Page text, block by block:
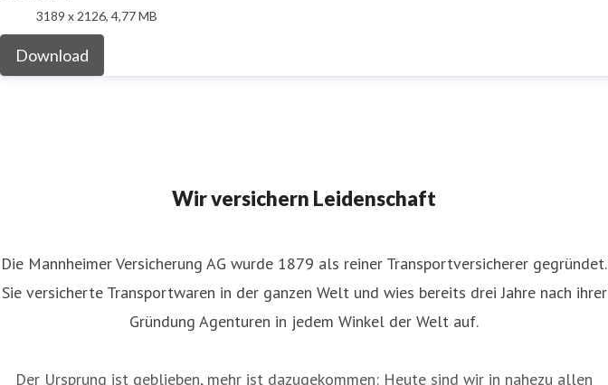
3189 x 2126, 4,77 MB
Download
Wir versichern Leidenschaft
Die Mannheimer Versicherung AG wurde 1879 als reiner Transportversicherer gegründet.
Sie versicherte Transportwaren in der ganzen Welt und wies bereits drei Jahre nach ihrer
Gründung Agenturen in jedem Winkel der Welt auf.
Der Ursprung ist geblieben, mehr ist dazugekommen: Heute sind wir in nahezu allen